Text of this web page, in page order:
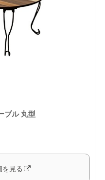
ブル 丸型
を見る